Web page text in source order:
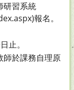
研習系統
報名。
止。
師於課務自理原